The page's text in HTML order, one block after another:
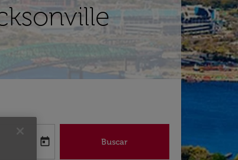
date-aria-label
today Buscar